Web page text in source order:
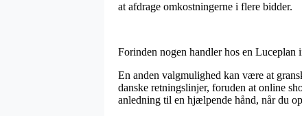
at afdrage omkostningerne i flere bidder.
Forinden nogen handler hos en Luceplan
En anden valgmulighed kan være at
danske retningslinjer, foruden at online
anledning til en hjælpende hånd, når du